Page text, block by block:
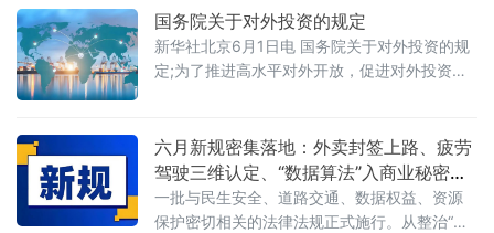
重要评估参数可以随意调整、评估依据可以凭
空缺失——这张资本市场“看门人”的名片，还剩
下几分信度？上述场景并非危言耸听。近日，
财政部公布的2025年度资产评估行业联合检查
评估机构、12名
国务院关于对外投资的规定
新华社北京6月1日电 国务院关于对外投资的规
定;为了推进高水平对外开放，促进对外投资高
全、发展利益，根据《中华人民共和国对外关
系法》、《中华人民共和国对外贸易法》等法
律，制定本规定。第二条&emsp;中华人民共和
国境内（以下简称中国境内）投资者对外投
六月新规密集落地：外卖封签上路、疲劳
驾驶三维认定、“数据算法”入商业秘密保
护范围
一批与民生安全、道路交通、数据权益、资源
保护密切相关的法律法规正式施行。从整治“幽